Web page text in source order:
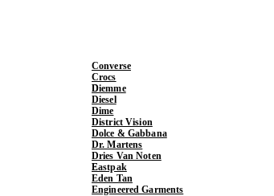
Converse
Crocs
Diemme
Diesel
Dime
District Vision
Dolce & Gabbana
Dr. Martens
Dries Van Noten
Eastpak
Eden Tan
Engineered Garments